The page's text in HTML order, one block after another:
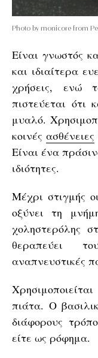
Photo by monicore from
Είναι γνωστός
και ιδιαίτερα
χρήσεις, ενώ
πιστεύεται ότι
μυαλό.
κοινέςασθένειες
Είναι ένα
ιδιότητες.
Μέχρι στιγμής
οξύνει τη
χοληστερόλης
θεραπεύει
αναπνευστικές
πιάτα. Ο
διάφορους
είτε ως ρόφημα.